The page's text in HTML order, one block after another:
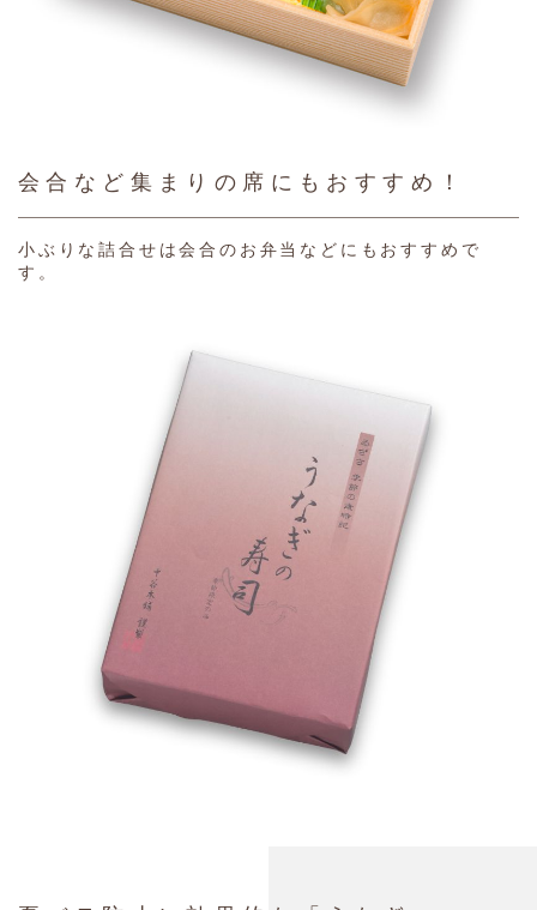
会合など集まりの席にもおすすめ！
小ぶりな詰合せは会合のお弁当などにもおすすめで
す。